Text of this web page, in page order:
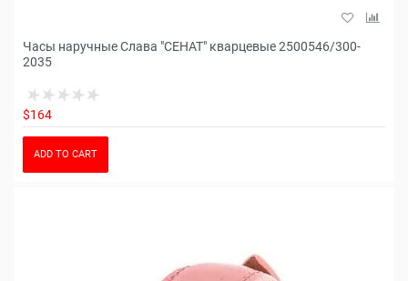
Часы наручные Слава "СЕНАТ" кварцевые 2500546/300-
2035
$164
ADD TO CART